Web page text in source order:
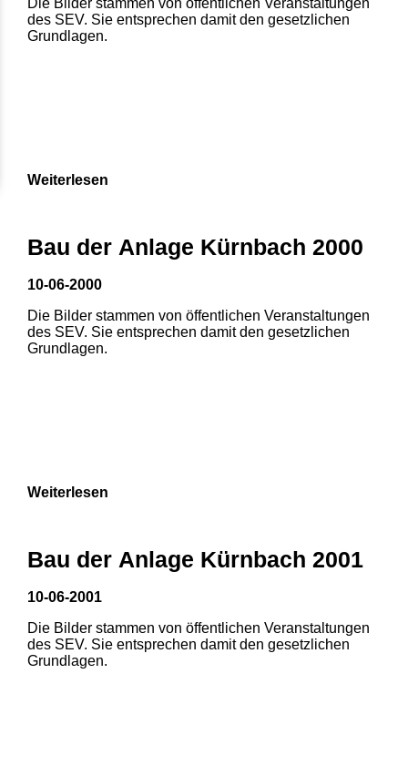
des SEV. Sie entsprechen damit den gesetzlichen
Grundlagen.
Weiterlesen
Bau der Anlage Kürnbach 2000
10-06-2000
Die Bilder stammen von öffentlichen Veranstaltungen
des SEV. Sie entsprechen damit den gesetzlichen
Grundlagen.
Weiterlesen
Bau der Anlage Kürnbach 2001
10-06-2001
Die Bilder stammen von öffentlichen Veranstaltungen
des SEV. Sie entsprechen damit den gesetzlichen
Grundlagen.